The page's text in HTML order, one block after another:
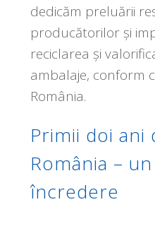
dedicăm preluării
producătorilor și
reciclarea și
ambalaje, conform
România.
Primii doi ani
România –
încredere